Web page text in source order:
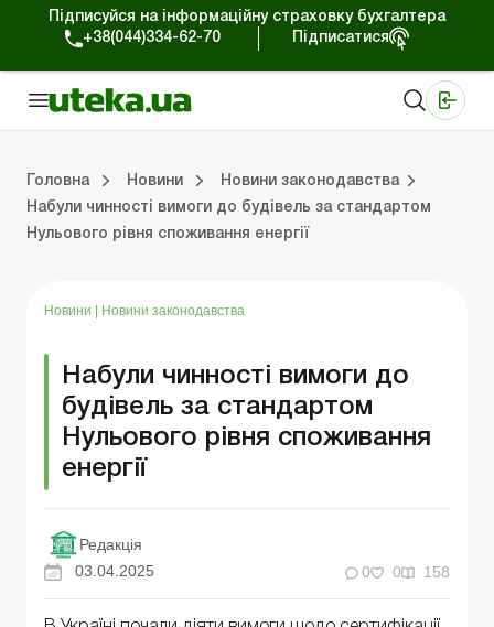
Підписуйся на інформаційну страховку бухгалтера
+38(044)334-62-70
Підписатися
Головна Новини
Новини законодавства
Набули чинності вимоги до будівель за стандартом
Нульового рівня споживання енергії
Новини Новини законодавства
Набули чинності вимоги до
будівель за стандартом
Нульового рівня споживання
енергії
Редакція
03.04.2025
0 0 158